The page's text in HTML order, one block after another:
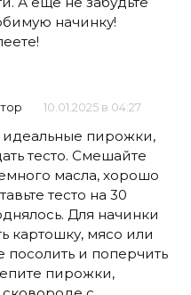
начинку!
10.01.2025 в 04:27
идеальные пирожки,
тесто. Смешайте
масла, хорошо
тесто на 30
Для начинки
картошку, мясо или
посолить и поперчить
пирожки,